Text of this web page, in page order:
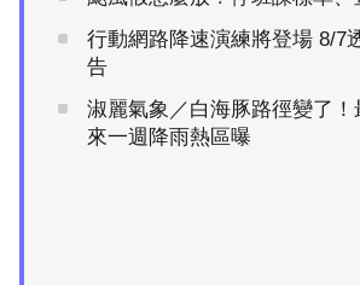
行動網路降速演練將登場 8/7
告
淑麗氣象／白海豚路徑變了！
來一週降雨熱區曝